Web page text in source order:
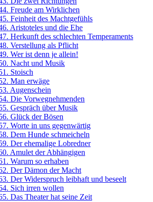
Freude am Wirklichen
Feinheit des Machtgefühls
Aristoteles und die Ehe
Herkunft des schlechten Temperaments
Verstellung als Pflicht
Wer ist denn je allein!
Nacht und Musik
Stoisch
Man erwäge
Augenschein
Die Vorwegnehmenden
Gespräch über Musik
Glück der Bösen
Worte in uns gegenwärtig
Dem Hunde schmeicheln
Der ehemalige Lobredner
Amulet der Abhängigen
Warum so erhaben
Der Dämon der Macht
Der Widerspruch leibhaft und beseelt
Sich irren wollen
Das Theater hat seine Zeit